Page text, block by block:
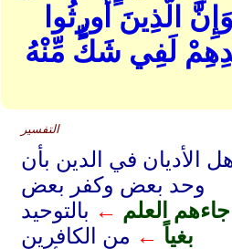
الَّذِينَ أُورِثُوا
لَفِي شَكٍّ مِّنْهُ
التفسير
الأديان في الدين بأن
وحد بعض وكفر بعض
جاءهم العلم ← بالتوحيد
بغياً ← من الكافرين